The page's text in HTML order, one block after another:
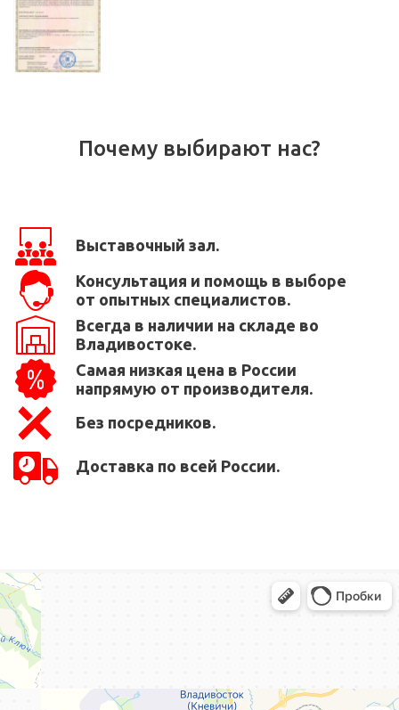
Почему выбирают нас?
Выставочный зал.
Консультация и помощь в выборе
от опытных специалистов.
Всегда в наличии на складе во
Владивостоке.
Самая низкая цена в России
напрямую от производителя.
Без посредников.
Доставка по всей России.